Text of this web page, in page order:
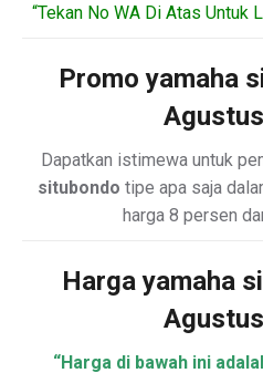
“Tekan No WA Di Atas Untuk
Promo yamaha
Dapatkan istimewa untuk
situbondo tipe apa saja
harga 8 persen
Harga yamaha
“Harga di bawah ini